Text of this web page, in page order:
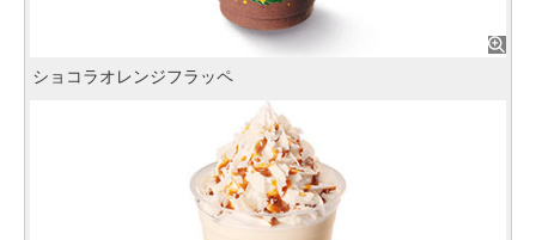
ショコラオレンジフラッペ